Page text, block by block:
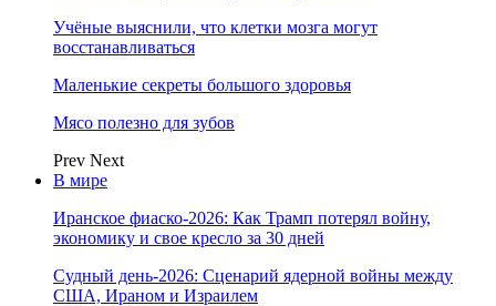
Учёные выяснили, что клетки мозга могут
восстанавливаться
Маленькие секреты большого здоровья
Мясо полезно для зубов
Prev Next
В мире
Иранское фиаско-2026: Как Трамп потерял войну,
экономику и свое кресло за 30 дней
Судный день-2026: Сценарий ядерной войны между
США, Ираном и Израилем